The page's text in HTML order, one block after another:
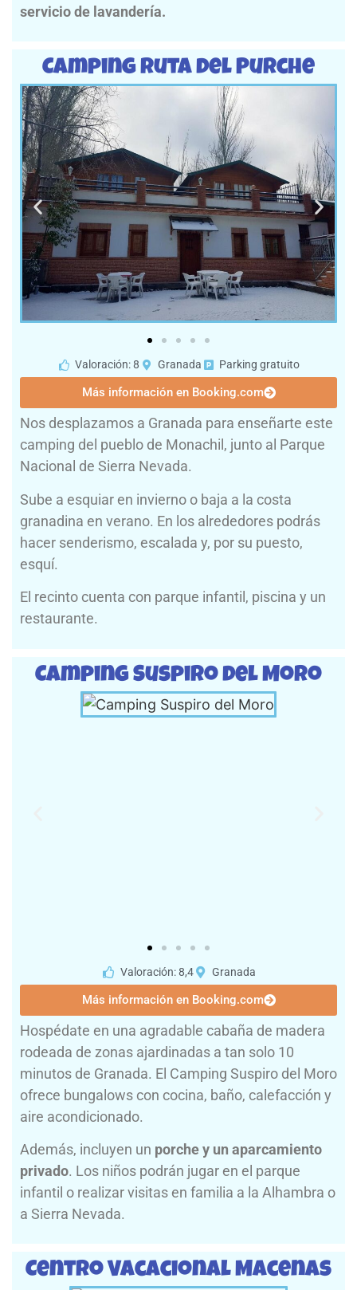
servicio de lavandería.
Camping Ruta del Purche
Valoración: 8 Granada Parking gratuito
Más información en Booking.com
Nos desplazamos a Granada para enseñarte este
camping del pueblo de Monachil, junto al Parque
Nacional de Sierra Nevada.
Sube a esquiar en invierno o baja a la costa
granadina en verano. En los alrededores podrás
hacer senderismo, escalada y, por su puesto,
esquí.
El recinto cuenta con parque infantil, piscina y un
restaurante.
Camping Suspiro del Moro
Valoración: 8,4 Granada
Más información en Booking.com
Hospédate en una agradable cabaña de madera
rodeada de zonas ajardinadas a tan solo 10
minutos de Granada. El Camping Suspiro del Moro
ofrece bungalows con cocina, baño, calefacción y
aire acondicionado.
Además, incluyen un porche y un aparcamiento
privado. Los niños podrán jugar en el parque
infantil o realizar visitas en familia a la Alhambra o
a Sierra Nevada.
Centro Vacacional Macenas